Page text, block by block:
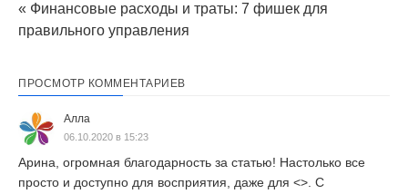
« Финансовые расходы и траты: 7 фишек для
правильного управления
ПРОСМОТР КОММЕНТАРИЕВ
Алла
06.10.2020 в 15:23
Арина, огромная благодарность за статью! Настолько все
просто и доступно для восприятия, даже для <>. С